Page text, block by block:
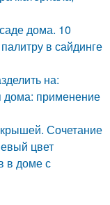
дома. 10
в сайдинге
на:
дома: применение
Сочетание
цвет
в доме с